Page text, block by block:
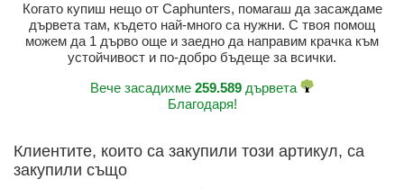
Когато купиш нещо от Caphunters, помагаш да засаждаме
дървета там, където най-много са нужни. С твоя помощ
можем да 1 дърво още и заедно да направим крачка към
устойчивост и по-добро бъдеще за всички.
Вече засадихме 259.589 дървета
Благодаря!
Клиентите, които са закупили този артикул, са
закупили също